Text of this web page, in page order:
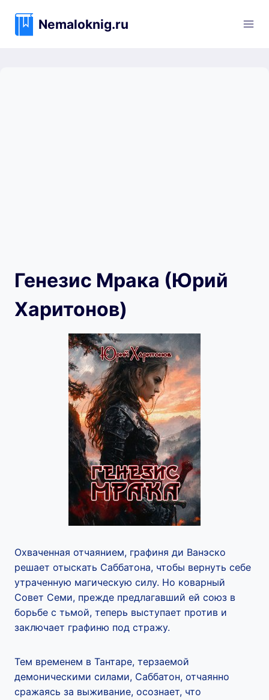
содержимому
Nemaloknig.ru
Генезис Мрака (Юрий
Харитонов)
Охваченная отчаянием, графиня ди Ванэско
решает отыскать Саббатона, чтобы вернуть себе
утраченную магическую силу. Но коварный
Совет Семи, прежде предлагавший ей союз в
борьбе с тьмой, теперь выступает против и
заключает графиню под стражу.
Тем временем в Тантаре, терзаемой
демоническими силами, Саббатон, отчаянно
сражаясь за выживание, осознает, что